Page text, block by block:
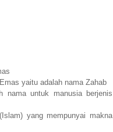
yaitu adalah nama Zahab
untuk manusia berjenis
yang mempunyai makna